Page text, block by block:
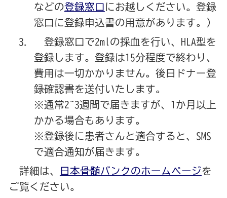
などの登録窓口 にお越しください。登録
窓口に登録申込書の用意があります。）
登録窓口で2mlの採血を行い、HLA型を
登録します。登録は15分程度で終わり、
費用は一切かかりません。後日ドナー登
録確認書を送付いたします。
※通常2~3週間で届きますが、1か月以上
かかる場合もあります。
※登録後に患者さんと適合すると、SMS
で適合通知が届きます。
詳細は、
日本骨髄バンクのホームページ を
ご覧ください。